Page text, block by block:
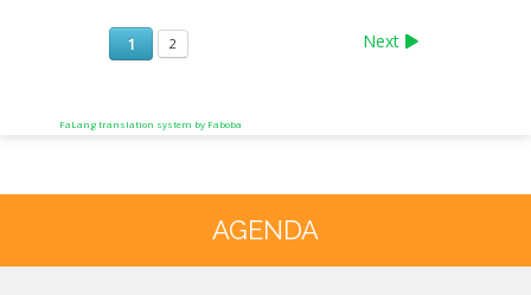
1 2 Next
FaLang translation system by Faboba
AGENDA
Previous
Previous
NextNext